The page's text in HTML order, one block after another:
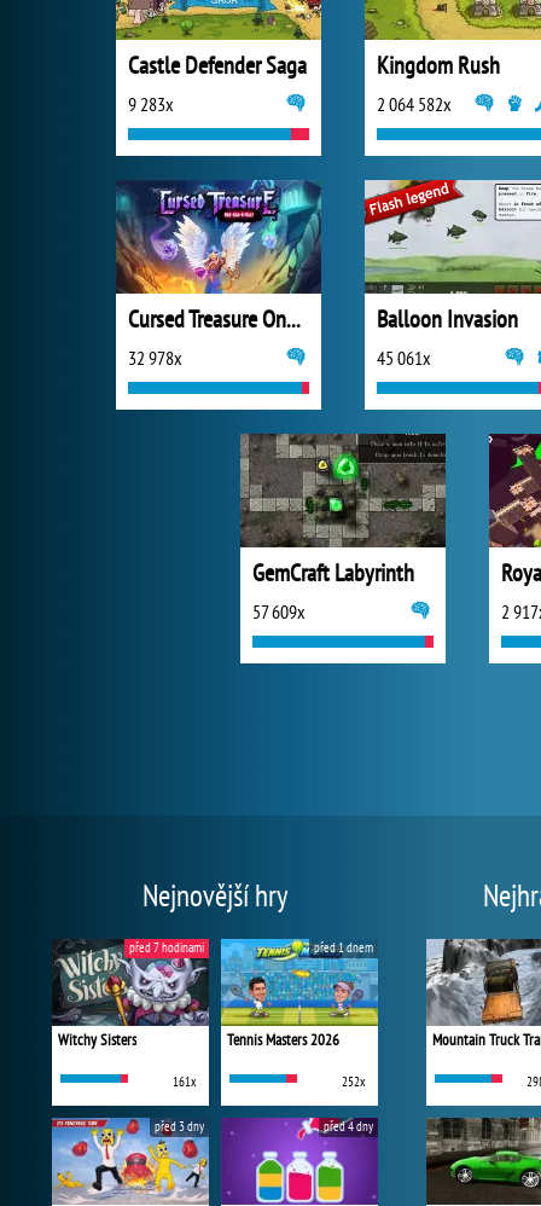
Castle Defender Saga
9 283x
Kingdom Rush
2 064 582x
Cursed Treasure One and Half
32 978x
Balloon Invasion
45 061x
GemCraft Labyrinth
57 609x 2
Nejnovější hry
Witchy Sisters
161x
před 7 hodinami
Tennis Masters 2026
252x
před 1 dnem
před 3 dny před 4 dny
Mountain Truck